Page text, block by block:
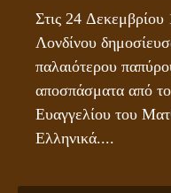
Στις 24
Λονδίνου
παλαιότερου
αποσπάσματα από
Ευαγγελίου του
Ελληνικά....